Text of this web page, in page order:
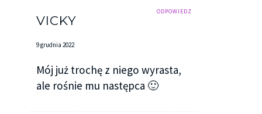
ODPOWIEDZ
VICKY
9 grudnia 2022
Mój już trochę z niego wyrasta,
ale rośnie mu następca 🙂